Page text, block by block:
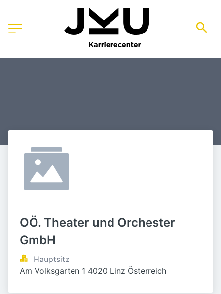
OÖ. Theater und Orchester
GmbH
Hauptsitz
Am Volksgarten 1 4020 Linz Österreich